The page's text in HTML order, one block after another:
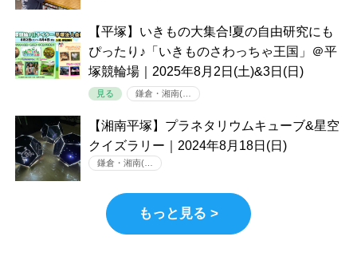
【平塚】いきもの大集合!夏の自由研究にも
ぴったり♪「いきものさわっちゃ王国」＠平
塚競輪場｜2025年8月2日(土)&3日(日)
見る 鎌倉・湘南(…
【湘南平塚】プラネタリウムキューブ&星空
クイズラリー｜2024年8月18日(日)
鎌倉・湘南(…
もっと見る >